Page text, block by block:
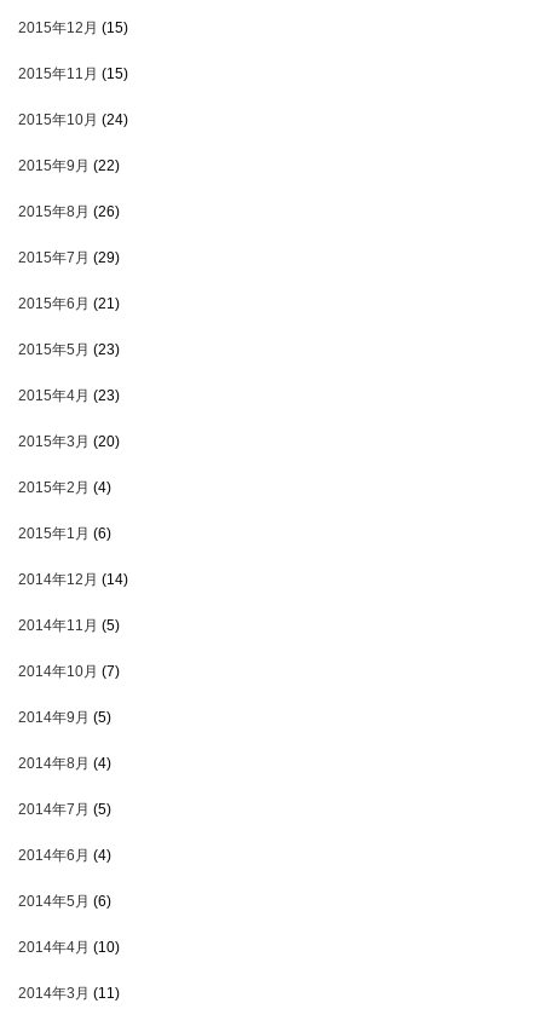
2015年12月 (15)
2015年11月 (15)
2015年10月 (24)
2015年9月 (22)
2015年8月 (26)
2015年7月 (29)
2015年6月 (21)
2015年5月 (23)
2015年4月 (23)
2015年3月 (20)
2015年2月 (4)
2015年1月 (6)
2014年12月 (14)
2014年11月 (5)
2014年10月 (7)
2014年9月 (5)
2014年8月 (4)
2014年7月 (5)
2014年6月 (4)
2014年5月 (6)
2014年4月 (10)
2014年3月 (11)